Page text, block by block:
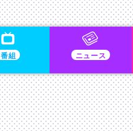
番組 ニュース